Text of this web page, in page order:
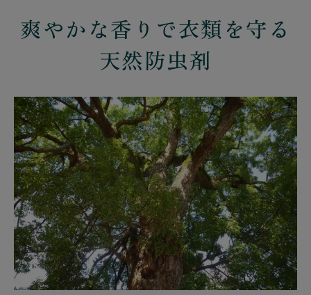
爽やかな香りで衣類を守る
天然防虫剤